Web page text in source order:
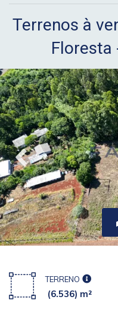
Terrenos à
Floresta
TERRENO
(6.536) m²